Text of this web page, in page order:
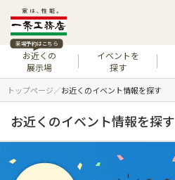
来場予約はこちら
お近くの
展示場
イベントを
探す
トップページ お近くのイベント情報を探す
お近くのイベント情報を探す